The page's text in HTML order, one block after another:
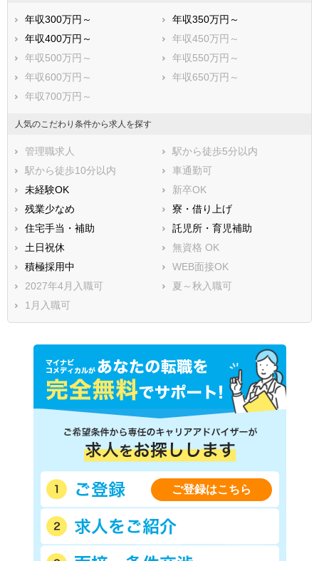
年収300万円～
年収350万円～
年収400万円～
年収450万円～
年収500万円～
年収550万円～
年収600万円～
年収650万円～
年収700万円～
人気のこだわり条件から求人を探す
管理職求人
駅から徒歩5分以内
駅から徒歩10分以内
車通勤可
未経験OK
新卒OK
残業少なめ
寮・借り上げ
住宅手当・補助
託児所・育児補助
土日祝休
無資格 OK
積極採用中
WEB面接OK
2027年4月入職可
夏～秋入職可
1月入職可
ご登録はこちら